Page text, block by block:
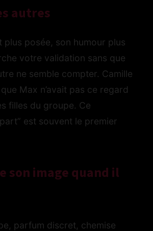
autres
plus posée, son humour plus
votre validation sans que
ne semble compter. Camille
Max n’avait pas ce regard
filles du groupe. Ce
est souvent le premier
son image quand il
parfum discret, chemise